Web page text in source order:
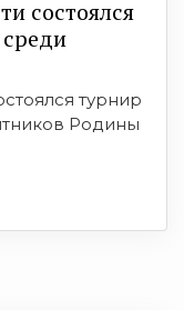
состоялся
турнир
Родины